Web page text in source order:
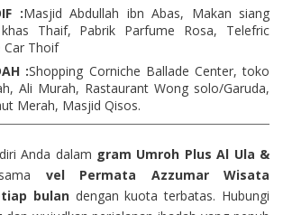
:Masjid Abdullah ibn Abas, Makan siang
Thaif, Pabrik Parfume Rosa, Telefric
Car Thoif
:Shopping Corniche Ballade Center, toko
Ali Murah, Rastaurant Wong solo/Garuda,
Merah, Masjid Qisos.
Anda dalam gram Umroh Plus Al Ula &
sama vel Permata Azzumar Wisata
bulandengan kuota terbatas. Hubungi